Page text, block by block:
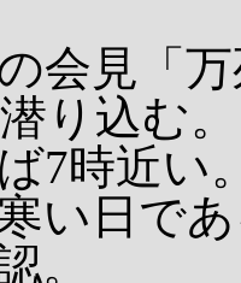
会見「
り込む。
7時近い
い日で
。